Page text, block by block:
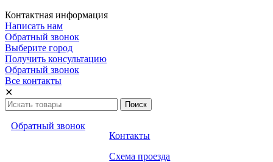
Контактная информация
Написать нам
Обратный звонок
Выберите город
Получить консультацию
Обратный звонок
Все контакты
✕
Обратный звонок
Контакты
Схема проезда